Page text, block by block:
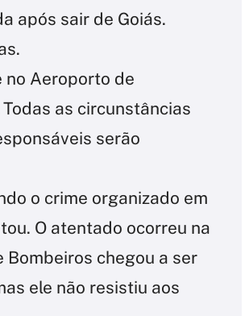
após sair de Goiás.
no Aeroporto de
as circunstâncias
serão
o crime organizado em
O atentado ocorreu na
Bombeiros chegou a ser
ele não resistiu aos